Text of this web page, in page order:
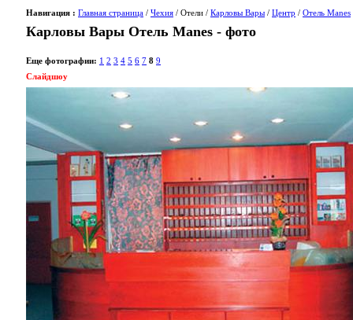
Навигация : Главная страница / Чехия / Отели / Карловы Вары / Центр / Отель Manes
Карловы Вары Отель Manes - фото
Еще фотографии: 1 2 3 4 5 6 7 8 9
Слайдшоу